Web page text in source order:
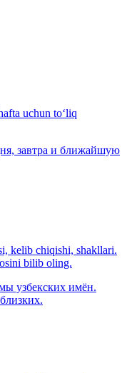
uchun to‘liq
завтра и ближайшую
kelib chiqishi, shakllari.
bilib oling.
узбекских имён.